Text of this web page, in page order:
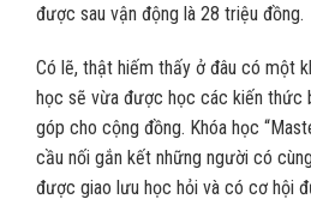
được sau vận động là 28 triệu đồng.
Có lẽ, thật hiếm thấy ở đâu có một
học sẽ vừa được học các kiến thức
góp cho cộng đồng. Khóa học
cầu nối gắn kết những người có
được giao lưu học hỏi và có cơ hội